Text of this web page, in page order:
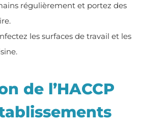
régulièrement et portez des
les surfaces de travail et les
de l’HACCP